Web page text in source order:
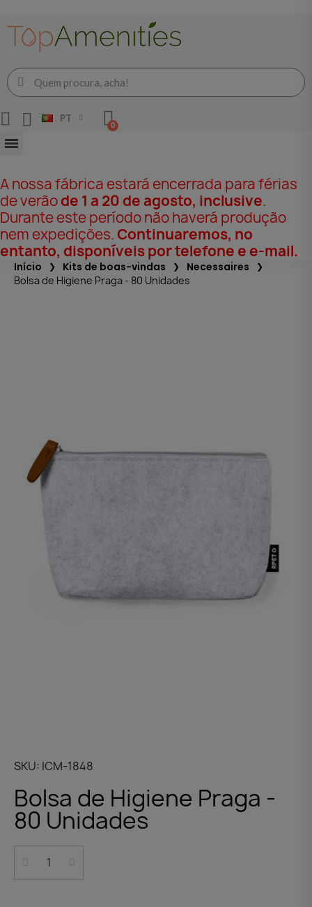
PT
A nossa fábrica estará encerrada para férias
de verãode 1 a 20 de agosto, inclusive.
Durante este período não haverá produção
nem expedições. Continuaremos, no
entanto, disponíveis por telefone e e-mail.
Início Kits de boas-vindas Necessaires
Bolsa de Higiene Praga - 80 Unidades
SKU ICM-1848
Bolsa de Higiene Praga -
80 Unidades